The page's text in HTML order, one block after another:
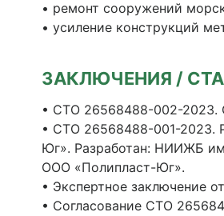
• ремонт сооружений
• усиление конструкций
ЗАКЛЮЧЕНИЯ /
• СТО 26568488-002-2023.
• СТО 26568488-001-2023.
Юг». Разработан: НИИЖБ
ООО «Полипласт-Юг».
• Экспертное заключение
• Согласование СТО